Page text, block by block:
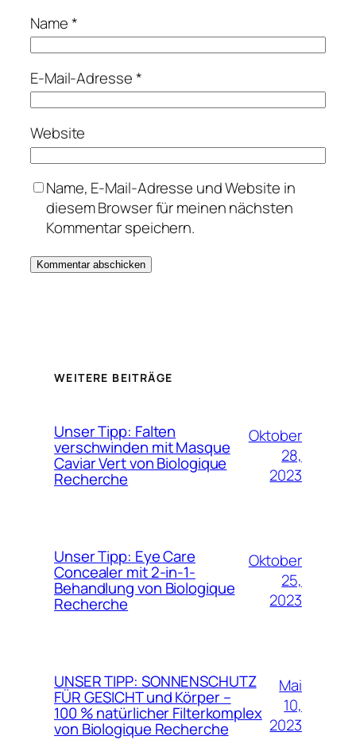
Name*
E-Mail-Adresse*
Website
Name, E-Mail-Adresse und Website in
diesem Browser für meinen nächsten
Kommentar speichern.
WEITERE BEITRÄGE
Unser Tipp: Falten
verschwinden mit Masque
Caviar Vert von Biologique
Recherche
Oktober
28,
2023
Unser Tipp: Eye Care
Concealer mit 2-in-1-
Behandlung von Biologique
Recherche
Oktober
25,
2023
UNSER TIPP: SONNENSCHUTZ
FÜR GESICHT und Körper –
100 % natürlicher Filterkomplex
von Biologique Recherche
Mai
10,
2023